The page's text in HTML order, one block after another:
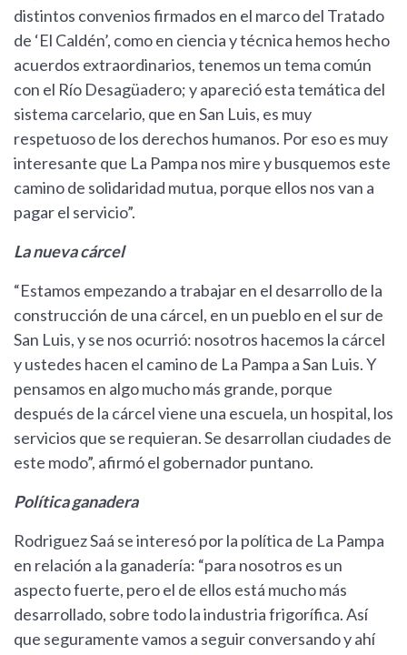
distintos convenios firmados en el marco del Tratado
de ‘El Caldén’, como en ciencia y técnica hemos hecho
acuerdos extraordinarios, tenemos un tema común
con el Río Desagüadero; y apareció esta temática del
sistema carcelario, que en San Luis, es muy
respetuoso de los derechos humanos. Por eso es muy
interesante que La Pampa nos mire y busquemos este
camino de solidaridad mutua, porque ellos nos van a
pagar el servicio”.
La nueva cárcel
“Estamos empezando a trabajar en el desarrollo de la
construcción de una cárcel, en un pueblo en el sur de
San Luis, y se nos ocurrió: nosotros hacemos la cárcel
y ustedes hacen el camino de La Pampa a San Luis. Y
pensamos en algo mucho más grande, porque
después de la cárcel viene una escuela, un hospital, los
servicios que se requieran. Se desarrollan ciudades de
este modo”, afirmó el gobernador puntano.
Política ganadera
Rodriguez Saá se interesó por la política de La Pampa
en relación a la ganadería: “para nosotros es un
aspecto fuerte, pero el de ellos está mucho más
desarrollado, sobre todo la industria frigorífica. Así
que seguramente vamos a seguir conversando y ahí